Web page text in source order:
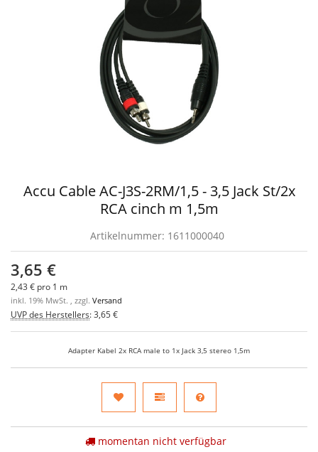
Accu Cable AC-J3S-2RM/1,5 - 3,5 Jack St/2x
RCA cinch m 1,5m
Artikelnummer: 1611000040
3,65 €
2,43 € pro 1 m
inkl. 19% MwSt. , zzgl. Versand
UVP des Herstellers:3,65 €
Adapter Kabel 2x RCA male to 1x Jack 3,5 stereo 1,5m
momentan nicht verfügbar